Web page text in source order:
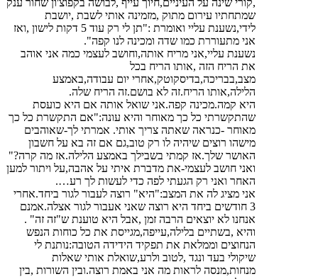
שמתחתיו עירום מתוק ,מזמינה אותי לשבת ,יושבת
לידי,נשענת עליי ואומרת :"תן לי רק עוד 5 דקות לישון ,ואז
אני מתעוררת כמו שדה ומכינה לנו קפה".
נשענת עליי,אני מריח אותה,וחושב לעצמי כמה אני אוהב
את הריח הזה ,אותו הריח בכל
מצב,בבריכה,בדיסקוטק,אחרי יום עבודה,באמצע
הלילה,אותו הריח.זה לא בושם.זה הריח שלה.
היא קמה.מכינה קפה.אני שואל אותה אם היא כועסת
שהתקשרתי כל כך מאוחר והיא עונה:"אם התקשרת כל כך
מאוחר -כנראה שאתה צריך אותי. אמרתי לך-שאוהבים
מישהו רוצים שיהיה לו רק טוב,גם אם זה בא על חשבון
האושר שלך.אז קמתי בשבילך באמצע הלילה.אז מה קרה?"
ואני חושב לעצמי-את מדברת איתי על אהבה,על ויתור למען
האחר ואני רק הגעתי לפה כדי לעשות לך רע….
אני מציג לה את המצב:"היא" רוצה לעבור לגור ביחד.אחרי
3 חודשים ביחד היא רוצה שאני אעבור לגור אצלה.אמנם
אנחנו לא יוצאים הרבה זמן ,אבל היא טוענת ש"זה זה" .
והיא ,בשתיים בלילה,עייפה,מגייסת את כל כוחות הנפש
הנחוצים וממלאת את תפקיד הידידה הטובה:נותנת לי
שיקולי בעד ונגד ,לטוב ולרע,שואלת אותי שאלות
מנחות,מנסה לראות מה אני באמת רוצה.ובין השורות ,בין